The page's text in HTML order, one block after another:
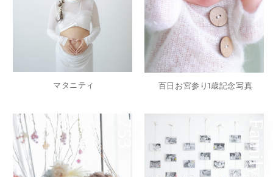
マタニティ 百日お宮参り1歳記念写真
Family